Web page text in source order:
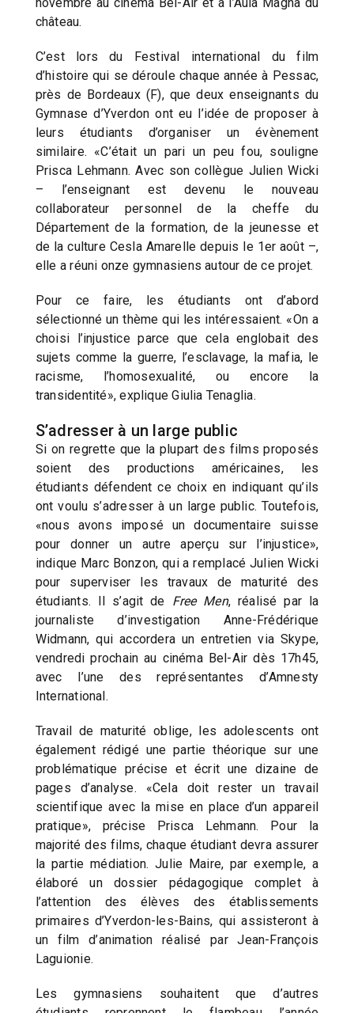
château.
C’est lors du Festival international du film
d’histoire qui se déroule chaque année à Pessac,
près de Bordeaux (F), que deux enseignants du
Gymnase d’Yverdon ont eu l’idée de proposer à
leurs étudiants d’organiser un évènement
similaire. «C’était un pari un peu fou, souligne
Prisca Lehmann. Avec son collègue Julien Wicki
– l’enseignant est devenu le nouveau
collaborateur personnel de la cheffe du
Département de la formation, de la jeunesse et
de la culture Cesla Amarelle depuis le 1er août –,
elle a réuni onze gymnasiens autour de ce projet.
Pour ce faire, les étudiants ont d’abord
sélectionné un thème qui les intéressaient. «On a
choisi l’injustice parce que cela englobait des
sujets comme la guerre, l’esclavage, la mafia, le
racisme, l’homosexualité, ou encore la
transidentité», explique Giulia Tenaglia.
S’adresser à un large public
Si on regrette que la plupart des films proposés
soient des productions américaines, les
étudiants défendent ce choix en indiquant qu’ils
ont voulu s’adresser à un large public. Toutefois,
«nous avons imposé un documentaire suisse
pour donner un autre aperçu sur l’injustice»,
indique Marc Bonzon, qui a remplacé Julien Wicki
pour superviser les travaux de maturité des
étudiants. Il s’agit de Free Men, réalisé par la
journaliste d’investigation Anne-Frédérique
Widmann, qui accordera un entretien via Skype,
vendredi prochain au cinéma Bel-Air dès 17h45,
avec l’une des représentantes d’Amnesty
International.
Travail de maturité oblige, les adolescents ont
également rédigé une partie théorique sur une
problématique précise et écrit une dizaine de
pages d’analyse. «Cela doit rester un travail
scientifique avec la mise en place d’un appareil
pratique», précise Prisca Lehmann. Pour la
majorité des films, chaque étudiant devra assurer
la partie médiation. Julie Maire, par exemple, a
élaboré un dossier pédagogique complet à
l’attention des élèves des établissements
primaires d’Yverdon-les-Bains, qui assisteront à
un film d’animation réalisé par Jean-François
Laguionie.
Les gymnasiens souhaitent que d’autres